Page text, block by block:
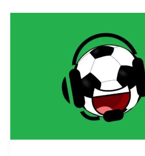
Mbappé)
https://t.co/w0fGlQevCA
Laurent
plaisante